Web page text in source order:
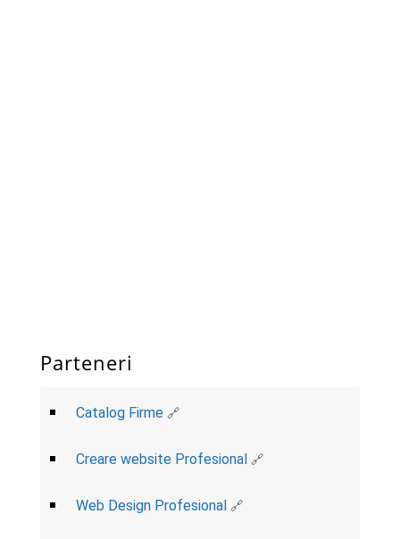
Parteneri
Catalog Firme
Creare website Profesional
Web Design Profesional